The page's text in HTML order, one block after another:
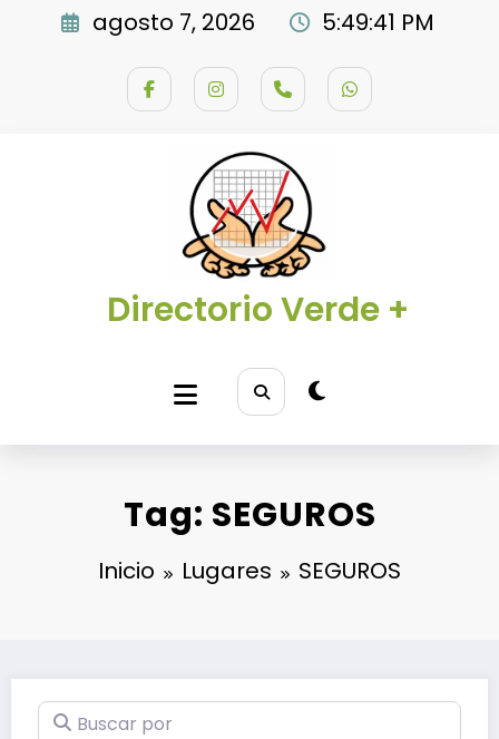
agosto 7, 2026 5:49:42 PM
Directorio Verde +
Tag: SEGUROS
Inicio Lugares SEGUROS
Buscar por